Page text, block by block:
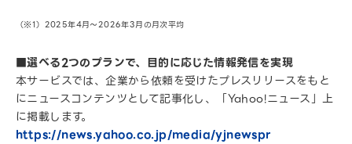
（※1）2025年4月～2026年3月の月次平均
■選べる2つのプランで、目的に応じた情報発信を実現
本サービスでは、企業から依頼を受けたプレスリリースをもと
にニュースコンテンツとして記事化し、「Yahoo!ニュース」上
に掲載します。
https://news.yahoo.co.jp/media/yjnewspr